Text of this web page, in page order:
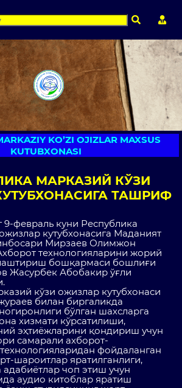
Qidirish
KO’ZI OJIZLAR MAXSUS
KUTUBXONASI
МАРКАЗИЙ КЎЗИ
ТАШРИФ
февраль куни Республика
кутубхонасига Маданият
Мирзаев Олимжон
технологияларини жорий
бошқармаси бошлиғи
Жасурбек Абобакир ўғли
кўзи ожизлар кутубхонаси
билан биргаликда
бўлган шахсларга
хизмати кўрсатилиши,
эҳтиёжларини қондириш учун
самарали ахборот-
фойдаланган
шароитлар яратилганлиги,
адабиётлар чоп этиш учун
аудио китоблар яратиш